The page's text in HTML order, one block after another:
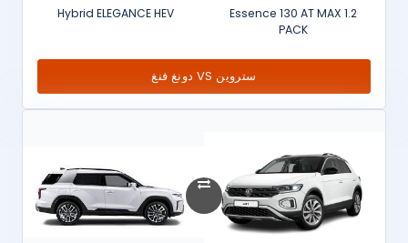
1.2 Essence 130 AT MAX
PACK
Hybrid ELEGANCE HEV
ستروين VS دونغ فنغ